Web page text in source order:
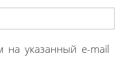
на указанный e-mail